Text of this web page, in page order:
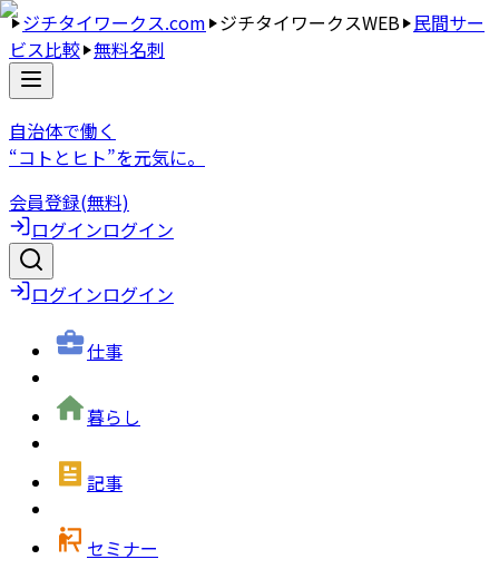
ジチタイワークス.com ジチタイワークスWEB 民間サー
ビス比較 無料名刺
自治体で働く
“コトとヒト”を元気に。
会員登録(無料)
ログインログイン
ログインログイン
仕事
暮らし
記事
セミナー